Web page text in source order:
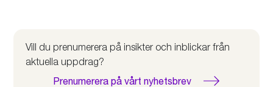
Vill du prenumerera på insikter och inblickar från
aktuella uppdrag?
Prenumerera på vårt nyhetsbrev